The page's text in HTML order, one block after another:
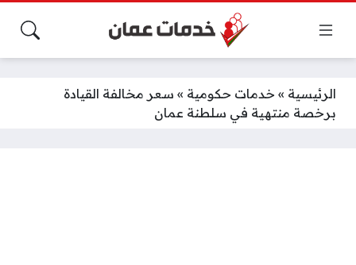
الرئيسية » خدمات حكومية » سعر مخالفة القيادة
برخصة منتهية في سلطنة عمان